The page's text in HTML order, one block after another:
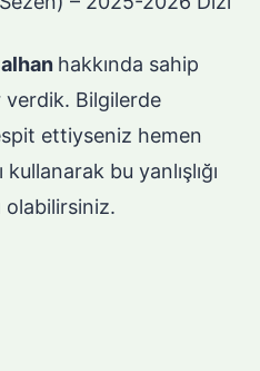
hakkında sahip
Bilgilerde
ettiyseniz hemen
bu yanlışlığı
olabilirsiniz.